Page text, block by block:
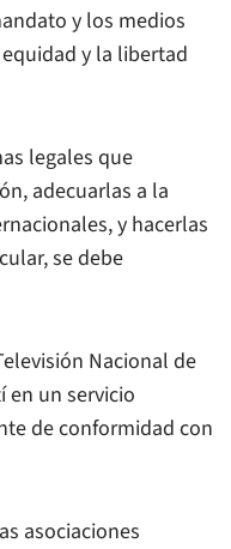
y los medios
y la libertad
legales que
adecuarlas a la
y hacerlas
se debe
Nacional de
en un servicio
de conformidad con
asociaciones